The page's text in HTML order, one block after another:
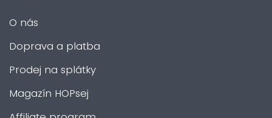
O nás
Doprava a platba
Prodej na splátky
Magazín HOPsej